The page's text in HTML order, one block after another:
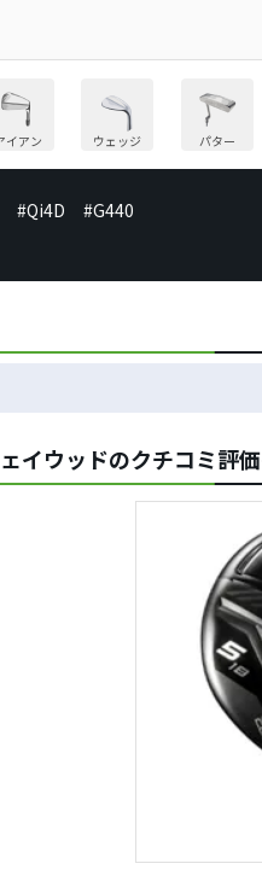
イアン ウェッジ パター
#Qi4D #G440
イウッドのクチコミ評価